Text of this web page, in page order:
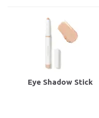
Eye Shadow Stick